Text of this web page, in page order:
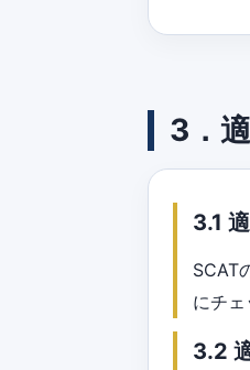
3．
3.1
SCAT
にチ
3.2